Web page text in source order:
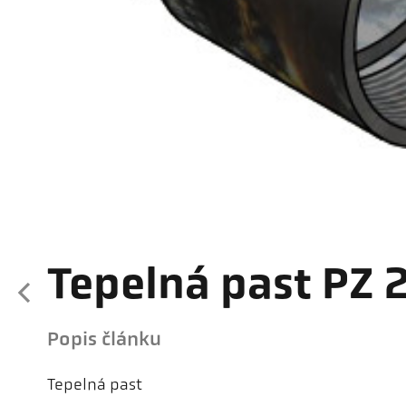
Tepelná past PZ
Popis článku
Tepelná past